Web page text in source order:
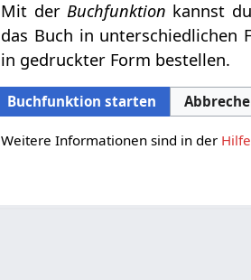
Mit derBuchfunktion kannst
das Buch in unterschiedlichen
in gedruckter Form bestellen.
Buchfunktion starten
Weitere Informationen sind in der